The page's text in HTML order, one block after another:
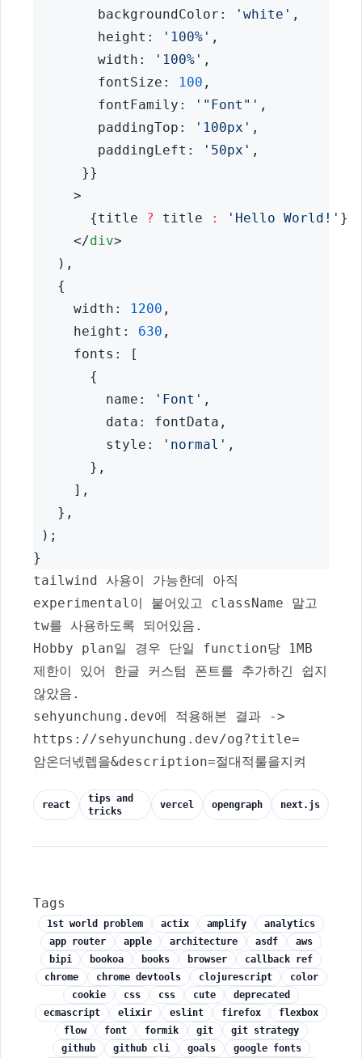
        backgroundColor:
'white' ,
        height:
'100%' ,
        width:
'100%' ,
        fontSize:
100 ,
        fontFamily:
'"Font"' ,
        paddingTop:
'100px' ,
        paddingLeft:
'50px' ,
      }}
     >
       {title
? title : 'Hello World!' }
     </
div>
   ),
   {
     width:
1200 ,
     height:
630 ,
     fonts: [
       {
         name:
'Font' ,
         data: fontData,
         style:
'normal' ,
       },
     ],
   },
);
}
tailwind 사용이 가능한데 아직
experimental이 붙어있고 className 말고
tw를 사용하도록 되어있음.
Hobby plan일 경우 단일 function당 1MB
제한이 있어 한글 커스텀 폰트를 추가하긴 쉽지
않았음 .
sehyunchung.dev에 적용해본 결과 ->
https://sehyunchung.dev/og?title=
암온더넧렙을&description=절대적룰을지켜
react
tips and
tricks
vercel opengraph next.js
Tags
1st world problem actix amplify
analytics
app router
apple architecture asdf
aws
bipi
bookoa books browser
callback ref
chrome
chrome devtools clojurescript
color
cookie
css css cute
deprecated
ecmascript
elixir eslint firefox
flexbox
flow
font formik git
git strategy
github
github cli goals google fonts